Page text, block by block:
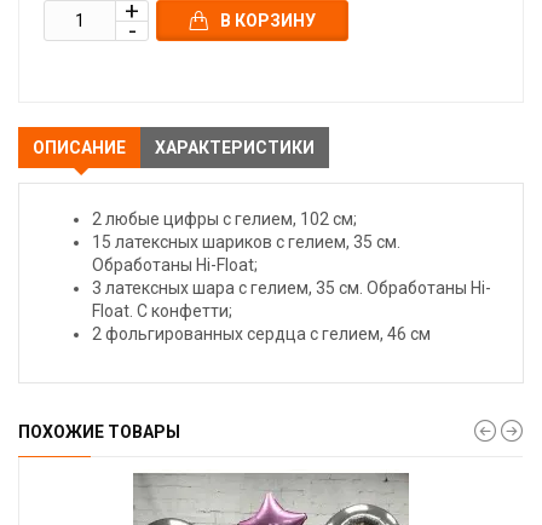
В КОРЗИНУ
ОПИСАНИЕ ХАРАКТЕРИСТИКИ
2 любые цифры с гелием, 102 см;
15 латексных шариков с гелием, 35 см.
Обработаны Hi-Float;
3 латексных шара с гелием, 35 см. Обработаны Hi-
Float. С конфетти;
2 фольгированных сердца с гелием, 46 см
ПОХОЖИЕ ТОВАРЫ